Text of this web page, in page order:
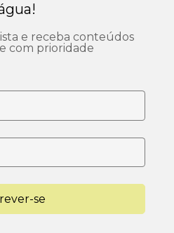
e receba conteúdos
com prioridade
se